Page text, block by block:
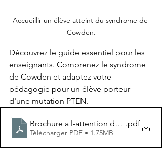
Accueillir un élève atteint du syndrome de
Cowden.
Découvrez le guide essentiel pour les
enseignants. Comprenez le syndrome
de Cowden et adaptez votre
pédagogie pour un élève porteur
d'une mutation PTEN.
Brochure a l-attention des .pdf
Télécharger PDF • 1.75MB